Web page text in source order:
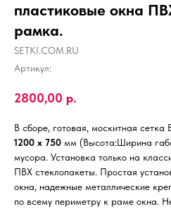
пластиковые окна
рамка.
SETKI.COM.RU
Артикул:
2800,00 р.
В сборе, готовая, москитная сетка
1200 х 750 мм (Высота:Ширина
мусора. Установка только на
ПВХ стеклопакеты. Простая
окна, надежные металлические
по всему периметру к раме окна.